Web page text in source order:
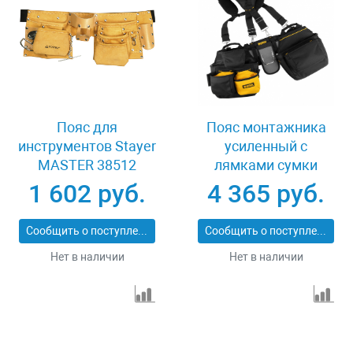
Пояс для
инструментов Stayer
MASTER 38512
1 602 руб.
Сообщить о поступлении
Нет в наличии
Пояс монтажника
усиленный с
лямками сумки
поясные держатель
для молотка Denzel
90290
4 365 руб.
Сообщить о поступлении
Нет в наличии